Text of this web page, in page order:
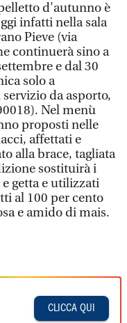
d'autunno è
infatti nella sala
Pieve (via
continuerà sino a
e dal 30
solo a
da asporto,
Nel menù
proposti nelle
affettati e
alla brace, tagliata
sostituirà i
getta e utilizzati
al 100 per cento
e amido di mais.
CLICCA QUI